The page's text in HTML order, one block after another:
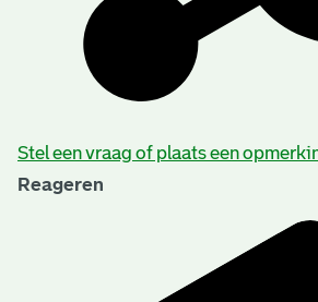
Stel een vraag of plaats een
Reageren